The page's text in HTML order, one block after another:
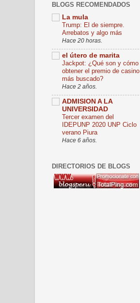
BLOGS RECOMENDADOS
La mula
Trump: El de siempre.
Arrebatos y algo más
Hace 20 horas.
el útero de marita
Jackpot: ¿Qué son y cómo
obtener el premio de casino
más buscado?
Hace 2 años.
ADMISION A LA
UNIVERSIDAD
Tercer examen del
IDEPUNP 2020 UNP Ciclo
verano Piura
Hace 6 años.
DIRECTORIOS DE BLOGS